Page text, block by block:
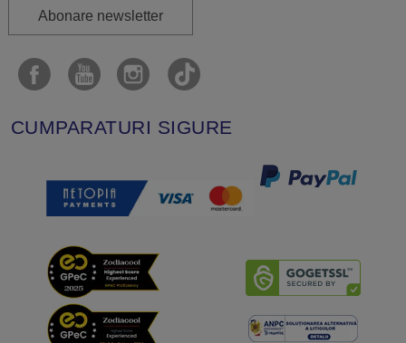
Abonare newsletter
CUMPARATURI SIGURE